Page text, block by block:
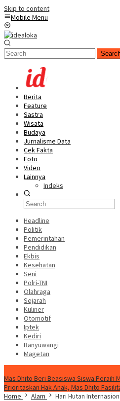
Skip to content
Mobile Menu
Berita
Feature
Sastra
Wisata
Budaya
Jurnalisme Data
Cek Fakta
Foto
Video
Lainnya
Indeks
Headline
Politik
Pemerintahan
Pendidikan
Ekbis
Kesehatan
Seni
Polri-TNI
Olahraga
Sejarah
Kuliner
Otomotif
Iptek
Kediri
Banyuwangi
Magetan
Mas Dhito Beri Beasiswa Siswa Peraih
Prioritaskan Hak Anak, Mas Dhito
Home
Alam Hari Hutan